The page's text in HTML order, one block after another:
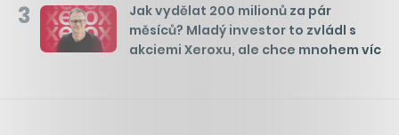
3
Jak vydělat 200 milionů za pár
měsíců? Mladý investor to zvládl s
akciemi Xeroxu, ale chce mnohem víc